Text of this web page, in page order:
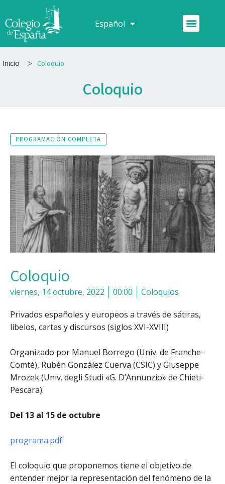
al
contenido
Español
Français Menú
Inicio > Coloquio
Coloquio
PROGRAMACIÓN COMPLETA
Coloquio
viernes, 14 octubre, 2022 00:00 Coloquios
Privados españoles y europeos a través de sátiras,
libelos, cartas y discursos (siglos XVI-XVIII)
Organizado por Manuel Borrego (Univ. de Franche-
Comté), Rubén González Cuerva (CSIC) y Giuseppe
Mrozek (Univ. degli Studi «G. D’Annunzio» de Chieti-
Pescara).
Del 13 al 15 de octubre
programa.pdf
El coloquio que proponemos tiene el objetivo de
entender mejor la representación del fenómeno de la